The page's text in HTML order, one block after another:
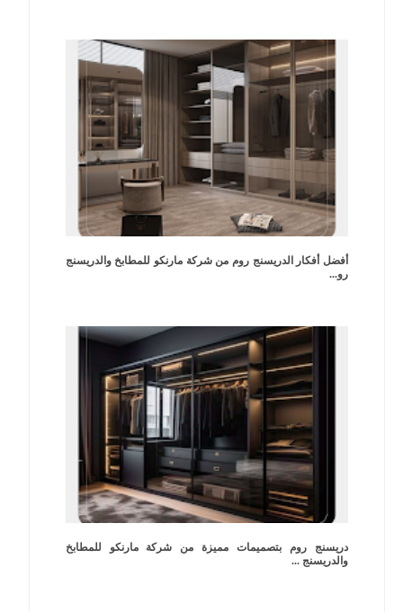
أفضل أفكار الدريسنج روم من شركة مارنكو للمطابخ والدريسنج
رو...
دريسنج روم بتصميمات مميزة من شركة مارنكو للمطابخ
والدريسنج ...